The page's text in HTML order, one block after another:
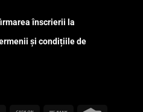
înscrierii la
și condițiile de